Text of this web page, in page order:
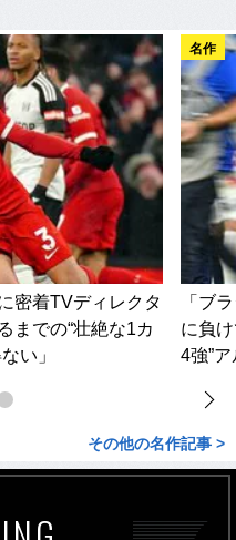
密着TVディレクタ
までの“壮絶な1カ
い」
名作
「ブ
に負
4強”
その他の名作記事 >